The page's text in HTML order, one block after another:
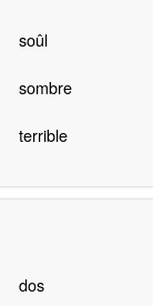
soûl
sombre
terrible
dos